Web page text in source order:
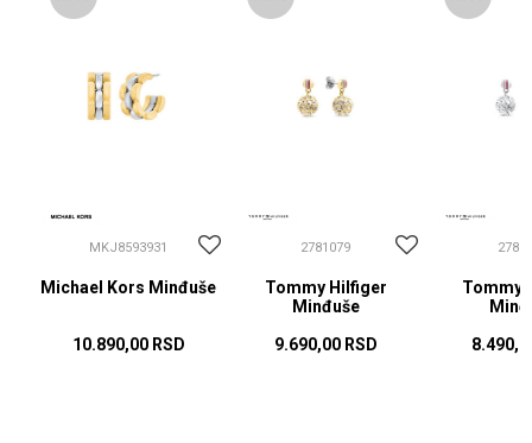
MKJ8593931
Michael Kors Minđuše
10.890,00 RSD
2781079
Tommy Hilfiger
Minđuše
9.690,00 RSD
Tommy